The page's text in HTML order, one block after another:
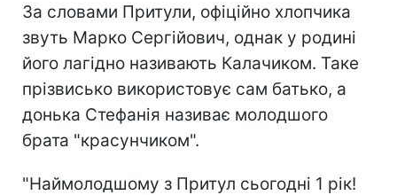
За словами Притули, офіційно хлопчика
звуть Марко Сергійович, однак у родині
його лагідно називають Калачиком. Таке
прізвисько використовує сам батько, а
донька Стефанія називає молодшого
брата "красунчиком".
"Наймолодшому з Притул сьогодні 1 рік!